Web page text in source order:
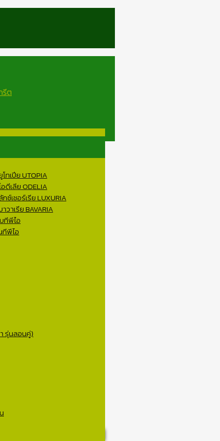
ทเปีย UTOPIA
ดีเลีย ODELIA
เชอร์เรีย LUXURIA
าเรีย BAVARIA
ทีพีไอ
พีไอ
รุ่นลอนคู่)